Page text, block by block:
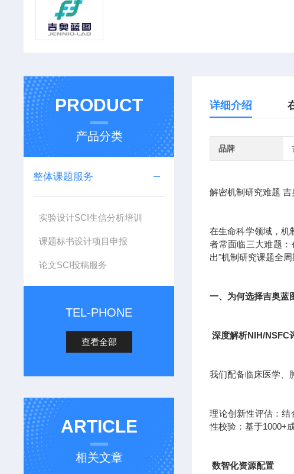
PRODUCT
产品分类
整体课题服务
实验设计SCI生信分析培训
课题标书设计项目申报
论文SCI投稿服务
TEL-PHONE
查看全部
ARTICLE
相关文章
详细介绍
品牌
解密机制研究难题
在生命科学领域，机
者常面临三大难题
出"机制研究课题全
一、为何选择吉奥蓝
深度解析NIH/NSFC
我们配备临床医学、
理论创新性评估：结
性校验：基于1000+
数智化资源配置